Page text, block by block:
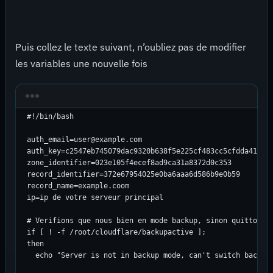
Puis collez le texte suivant, n’oubliez pas de modifier
les variables une nouvelle fois
#!/bin/bash
auth_email=user@example.com
auth_key=c2547eb745079dac9320b638f5e225cf483cc5cfdda41
zone_identifier=023e105f4ecef8ad9ca31a8372d0c353
record_identifier=372e67954025e0ba6aaa6d586b9e0b59
record_name=example.coom
ip=ip de votre serveur principal
# Verifions que nous bien en mode backup, sinon quittons
if [ ! -f /root/cloudflare/backupactive ];
then